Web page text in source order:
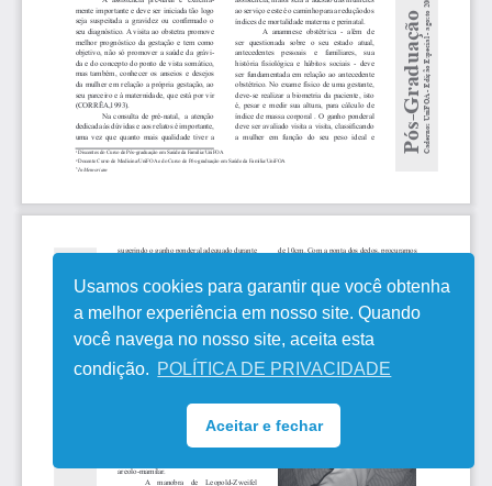
Usamos cookies para garantir que você obtenha
a melhor experiência em nosso site. Quando
você navega no nosso site, aceita esta
condição. POLÍTICA DE PRIVACIDADE
Aceitar e fechar